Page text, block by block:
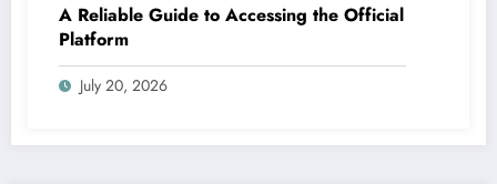
A Reliable Guide to Accessing the Official
Platform
July 20, 2026